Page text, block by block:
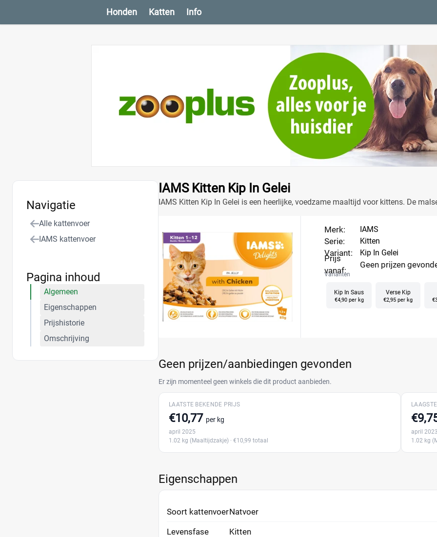
Honden Katten Info
IAMS Kitten Kip In Gelei
IAMS Kitten Kip In Gelei is een heerlijke, voedzame maaltijd voor kittens. De
Merk:
Serie:
Variant:
Prijs
vanaf:
IAMS
Kitten
Kip In Gelei
Geen prijzen
Varianten
Kip In Saus
€4,90 per kg
Verse Kip
€2,95 per kg
Geen prijzen/aanbiedingen gevonden
Er zijn momenteel geen winkels die dit product aanbieden.
LAATSTE BEKENDE PRIJS
€10,77 per kg
april 2025
1.02 kg (Maaltijdzakje) · €10,99 totaal
april 2023
1.02 kg
Eigenschappen
Soort kattenvoerNatvoer
Levensfase Kitten
Navigatie
Alle kattenvoer
IAMS kattenvoer
Pagina inhoud
Algemeen
Eigenschappen
Prijshistorie
Omschrijving